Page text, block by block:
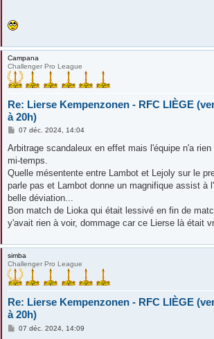
Campana
Challenger Pro League
Re: Lierse Kempenzonen - RFC LIÈGE
à 20h)
M
s
a
g
07 déc. 2024, 14:04
Arbitrage scandaleux en effet mais l'équipe n'a
mi-temps.
Quelle mésentente entre Lambot et Lejoly sur le
parle pas et Lambot donne un magnifique assist à
belle déviation...
Bon match de Lioka qui était lessivé en fin de
y'avait rien à voir, dommage car ce Lierse là était
simba
Challenger Pro League
Re: Lierse Kempenzonen - RFC LIÈGE
à 20h)
M07 déc. 2024, 14:09